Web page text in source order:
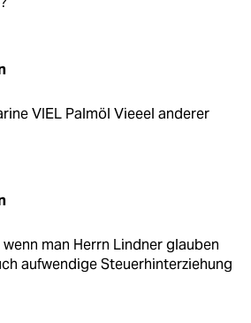
VIEL Palmöl Vieeel anderer
man Herrn Lindner glauben
aufwendige Steuerhinterziehung